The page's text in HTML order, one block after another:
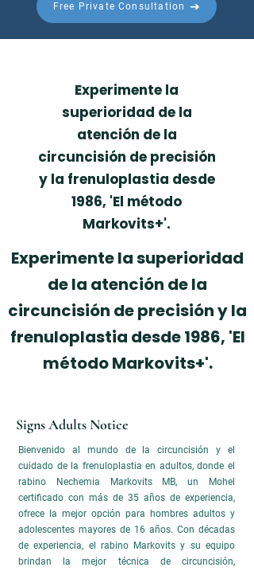
Free Private Consultation
Experimente la
superioridad de la
atención de la
circuncisión de precisión
y la frenuloplastia desde
1986, 'El método
Markovits+'.
Experimente la superioridad
de la atención de la
circuncisión de precisión y la
frenuloplastia desde 1986, 'El
método Markovits+'.
Signs Adults Notice
Bienvenido al mundo de la circuncisión y el
cuidado de la frenuloplastia en adultos, donde el
rabino Nechemia Markovits MB, un Mohel
certificado con más de 35 años de experiencia,
ofrece la mejor opción para hombres adultos y
adolescentes mayores de 16 años. Con décadas
de experiencia, el rabino Markovits y su equipo
brindan la mejor técnica de circuncisión,